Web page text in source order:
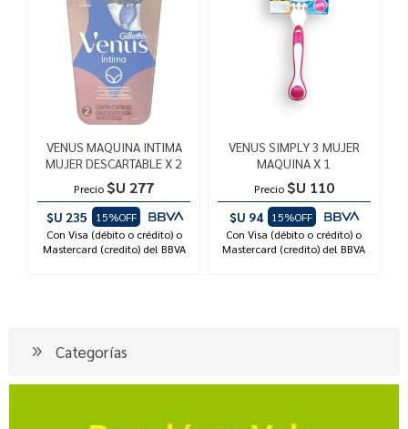
VENUS MAQUINA INTIMA
MUJER DESCARTABLE X 2
Precio $U 277
$U 235
15%OFF
Con Visa (débito o crédito) o
Mastercard (credito) del BBVA
VENUS SIMPLY 3 MUJER
MAQUINA X 1
Precio $U 110
$U 94
15%OFF
Con Visa (débito o crédito) o
Mastercard (credito) del BBVA
Categorías